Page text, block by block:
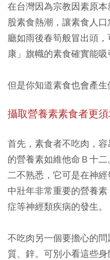
在台灣因為宗教因素原
股素食熱潮，讓素食人
廳如雨後春筍般冒出頭
康」旗幟的素食確實能吸
但是你知道素食也會產生
攝取營養素素食者更
首先，素食者不吃肉，
的營養素如維他命Ｂ十
二不熟悉，它可是在神
中壯年非常重要的營養
症等神經類疾病的發生。
不吃肉另一個要擔心的
質、鋅。可別小看這些